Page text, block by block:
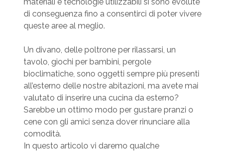
di conseguenza fino a consentirci di poter vivere
queste aree al meglio.
Un divano, delle poltrone per rilassarsi, un
tavolo, giochi per bambini, pergole
bioclimatiche, sono oggetti sempre più presenti
all’esterno delle nostre abitazioni, ma avete mai
valutato di inserire una cucina da esterno?
Sarebbe un ottimo modo per gustare pranzi o
cene con gli amici senza dover rinunciare alla
comodità.
In questo articolo vi daremo qualche